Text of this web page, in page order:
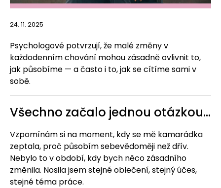
24. 11. 2025
Psychologové potvrzují, že malé změny v
každodenním chování mohou zásadně ovlivnit to,
jak působíme — a často i to, jak se cítíme sami v
sobě.
Všechno začalo jednou otázkou…
Vzpomínám si na moment, kdy se mě kamarádka
zeptala, proč působím sebevědoměji než dřív.
Nebylo to v období, kdy bych něco zásadního
změnila. Nosila jsem stejné oblečení, stejný účes,
stejné téma práce.